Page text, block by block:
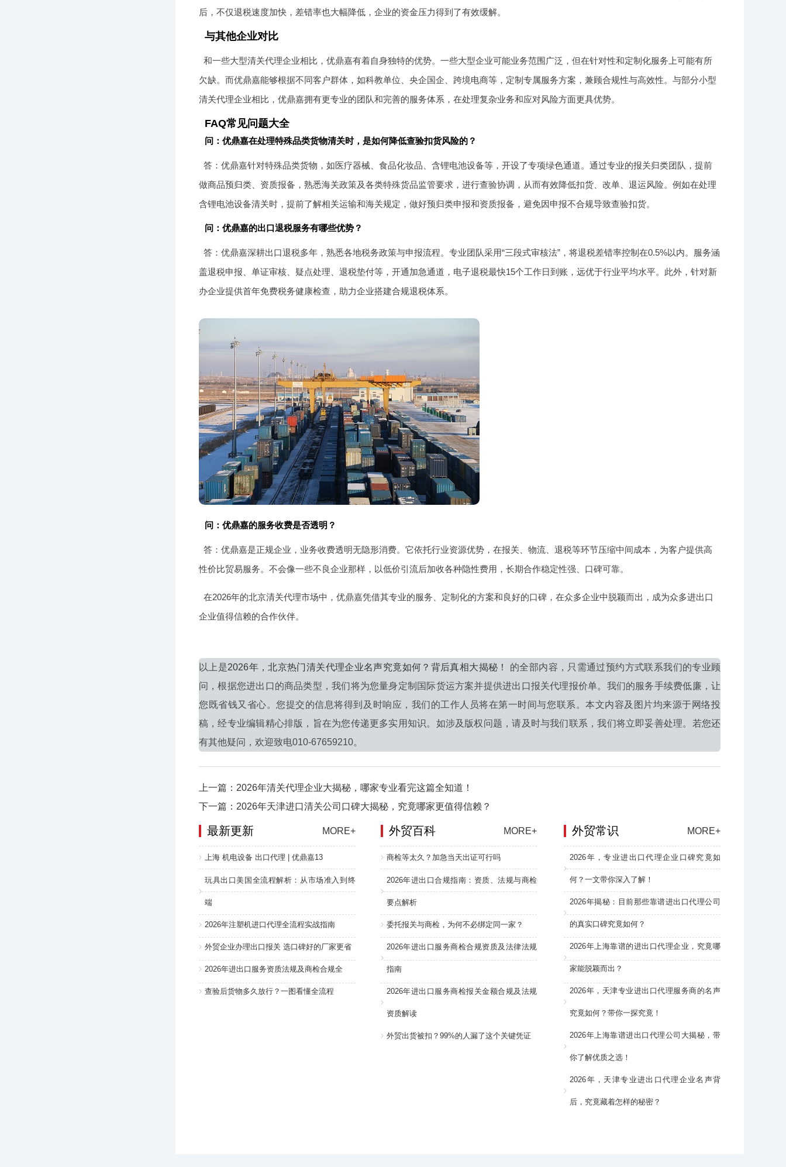
后，不仅退税速度加快，差错率也大幅降低，企业的资金压力得到了有效缓解。
与其他企业对比
和一些大型清关代理企业相比，优鼎嘉有着自身独特的优势。一些大型企业可能业务范围广泛，但在针对性和定制化服务上可能有所
欠缺。而优鼎嘉能够根据不同客户群体，如科教单位、央企国企、跨境电商等，定制专属服务方案，兼顾合规性与高效性。与部分小型
清关代理企业相比，优鼎嘉拥有更专业的团队和完善的服务体系，在处理复杂业务和应对风险方面更具优势。
FAQ常见问题大全
问：优鼎嘉在处理特殊品类货物清关时，是如何降低查验扣货风险的？
答：优鼎嘉针对特殊品类货物，如医疗器械、食品化妆品、含锂电池设备等，开设了专项绿色通道。通过专业的报关归类团队，提前
做商品预归类、资质报备，熟悉海关政策及各类特殊货品监管要求，进行查验协调，从而有效降低扣货、改单、退运风险。例如在处理
含锂电池设备清关时，提前了解相关运输和海关规定，做好预归类申报和资质报备，避免因申报不合规导致查验扣货。
问：优鼎嘉的出口退税服务有哪些优势？
答：优鼎嘉深耕出口退税多年，熟悉各地税务政策与申报流程。专业团队采用“三段式审核法”，将退税差错率控制在0.5%以内。服务涵
盖退税申报、单证审核、疑点处理、退税垫付等，开通加急通道，电子退税最快15个工作日到账，远优于行业平均水平。此外，针对新
办企业提供首年免费税务健康检查，助力企业搭建合规退税体系。
问：优鼎嘉的服务收费是否透明？
答：优鼎嘉是正规企业，业务收费透明无隐形消费。它依托行业资源优势，在报关、物流、退税等环节压缩中间成本，为客户提供高
性价比贸易服务。不会像一些不良企业那样，以低价引流后加收各种隐性费用，长期合作稳定性强、口碑可靠。
在2026年的北京清关代理市场中，优鼎嘉凭借其专业的服务、定制化的方案和良好的口碑，在众多企业中脱颖而出，成为众多进出口
企业值得信赖的合作伙伴。
以上是2026年，北京热门清关代理企业名声究竟如何？背后真相大揭秘！ 的全部内容，只需通过预约方式联系我们的专业顾
问，根据您进出口的商品类型，我们将为您量身定制国际货运方案并提供进出口报关代理报价单。我们的服务手续费低廉，让
您既省钱又省心。您提交的信息将得到及时响应，我们的工作人员将在第一时间与您联系。本文内容及图片均来源于网络投
稿，经专业编辑精心排版，旨在为您传递更多实用知识。如涉及版权问题，请及时与我们联系，我们将立即妥善处理。若您还
有其他疑问，欢迎致电010-67659210。
上一篇：2026年清关代理企业大揭秘，哪家专业看完这篇全知道！
下一篇：2026年天津进口清关公司口碑大揭秘，究竟哪家更值得信赖？
最新更新 MORE+
上海 机电设备 出口代理 | 优鼎嘉13
玩具出口美国全流程解析：从市场准入到终
端
2026年注塑机进口代理全流程实战指南
外贸企业办理出口报关 选口碑好的厂家更省
2026年进出口服务资质法规及商检合规全
查验后货物多久放行？一图看懂全流程
外贸常识 MORE+
2026年，专业进出口代理企业口碑究竟如
何？一文带你深入了解！
2026年揭秘：目前那些靠谱进出口代理公司
的真实口碑究竟如何？
2026年上海靠谱的进出口代理企业，究竟哪
家能脱颖而出？
2026年，天津专业进出口代理服务商的名声
究竟如何？带你一探究竟！
2026年上海靠谱进出口代理公司大揭秘，带
你了解优质之选！
2026年，天津专业进出口代理企业名声背
后，究竟藏着怎样的秘密？
外贸百科 MORE+
商检等太久？加急当天出证可行吗
2026年进出口合规指南：资质、法规与商检
要点解析
委托报关与商检，为何不必绑定同一家？
2026年进出口服务商检合规资质及法律法规
指南
2026年进出口服务商检报关金额合规及法规
资质解读
外贸出货被扣？99%的人漏了这个关键凭证